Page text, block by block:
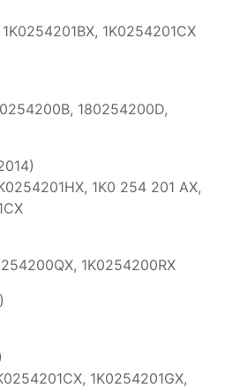
1K0254201CX
180254200D,
1K0 254 201 AX,
1K0254200RX
1K0254201GX,